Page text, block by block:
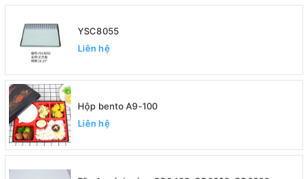
YSC8055
Liên hệ
Hộp bento A9-100
Liên hệ